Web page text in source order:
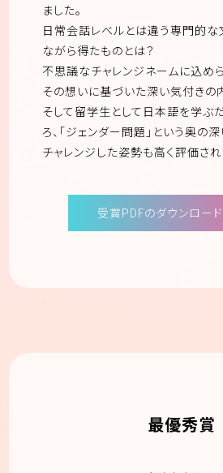
ました。
日常会話レベルとは違う専門的
ながら得たものとは？
不思議なチャレンジネームに込め
その想いに基づいた深い気付きの
そして留学生として日本語を学ぶ
ろ、「ジェンダー問題」という奥の
チャレンジした姿勢も高く評価され
受賞PDFのダウンロー
最優秀賞